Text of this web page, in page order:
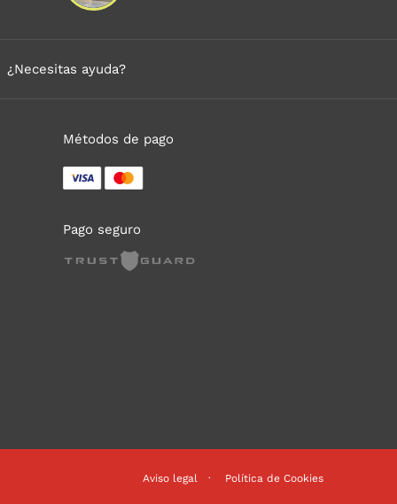
¿Necesitas ayuda?
Métodos de pago
Pago seguro
Aviso legal Política de Cookies